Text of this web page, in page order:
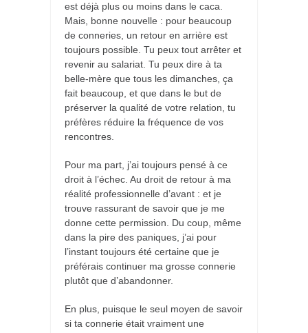
est déjà plus ou moins dans le caca.
Mais, bonne nouvelle : pour beaucoup
de conneries, un retour en arrière est
toujours possible. Tu peux tout arrêter et
revenir au salariat. Tu peux dire à ta
belle-mère que tous les dimanches, ça
fait beaucoup, et que dans le but de
préserver la qualité de votre relation, tu
préfères réduire la fréquence de vos
rencontres.
Pour ma part, j’ai toujours pensé à ce
droit à l’échec. Au droit de retour à ma
réalité professionnelle d’avant : et je
trouve rassurant de savoir que je me
donne cette permission. Du coup, même
dans la pire des paniques, j’ai pour
l’instant toujours été certaine que je
préférais continuer ma grosse connerie
plutôt que d’abandonner.
En plus, puisque le seul moyen de savoir
si ta connerie était vraiment une